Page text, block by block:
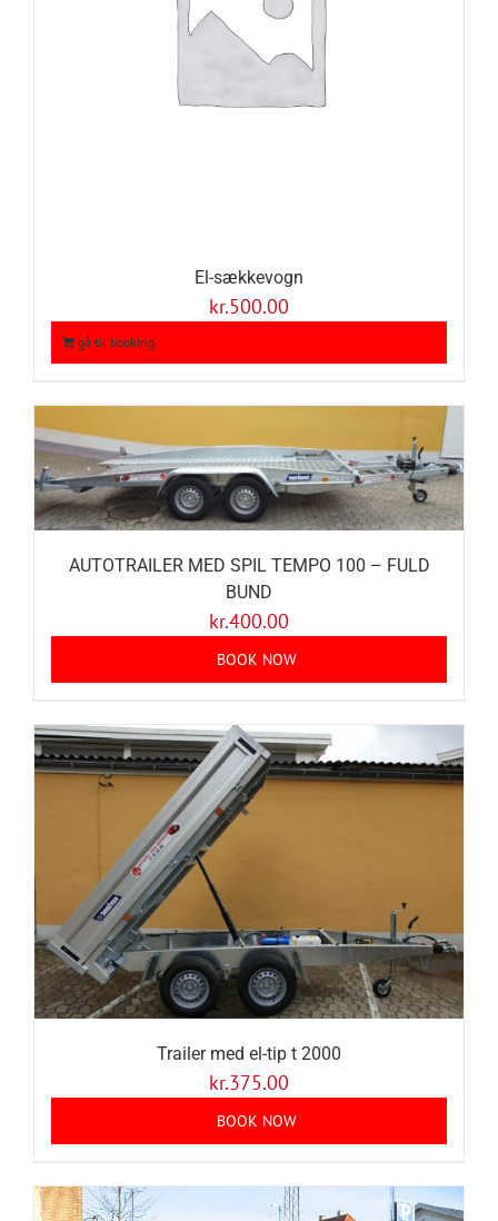
El-sækkevogn
kr.500.00
gå til booking
AUTOTRAILER MED SPIL TEMPO 100 – FULD
BUND
kr.400.00
BOOK NOW
Trailer med el-tip t 2000
kr.375.00
BOOK NOW